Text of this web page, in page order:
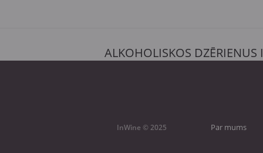
ALKOHOLISKOS
InWine © 2025 Par mums